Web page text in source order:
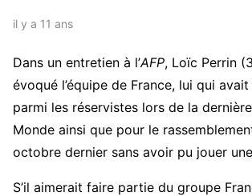
il y a 11 ans
Dans un entretien à l’AFP, Loïc Perrin
évoqué l’équipe de France, lui qui
parmi les réservistes lors de la
Monde ainsi que pour le
octobre dernier sans avoir pu jouer
S’il aimerait faire partie du groupe